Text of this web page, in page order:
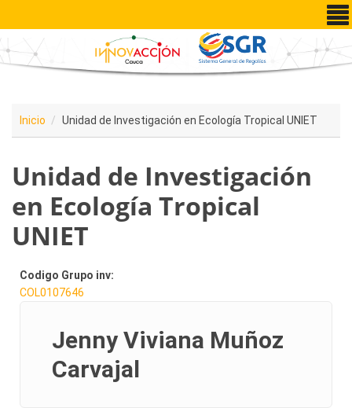
Pasar al contenido principal
Inicio Unidad de Investigación en Ecología Tropical UNIET
Unidad de Investigación
en Ecología Tropical
UNIET
Codigo Grupo inv:
COL0107646
Jenny Viviana Muñoz
Carvajal